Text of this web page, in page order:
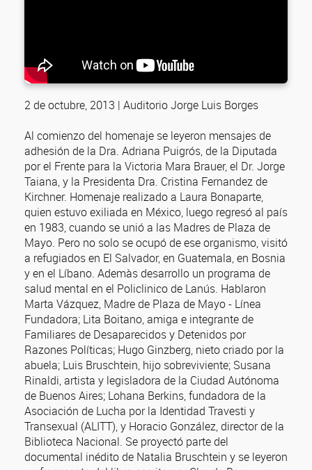
2 de octubre, 2013 | Auditorio Jorge Luis Borges
Al comienzo del homenaje se leyeron mensajes de
adhesión de la Dra. Adriana Puigrós, de la Diputada
por el Frente para la Victoria Mara Brauer, el Dr. Jorge
Taiana, y la Presidenta Dra. Cristina Fernandez de
Kirchner. Homenaje realizado a Laura Bonaparte,
quien estuvo exiliada en México, luego regresó al país
en 1983, cuando se unió a las Madres de Plaza de
Mayo. Pero no solo se ocupó de ese organismo, visitó
a refugiados en El Salvador, en Guatemala, en Bosnia
y en el Líbano. Ademàs desarrollo un programa de
salud mental en el Policlinico de Lanús. Hablaron
Marta Vázquez, Madre de Plaza de Mayo - Línea
Fundadora; Lita Boitano, amiga e integrante de
Familiares de Desaparecidos y Detenidos por
Razones Políticas; Hugo Ginzberg, nieto criado por la
abuela; Luis Bruschtein, hijo sobreviviente; Susana
Rinaldi, artista y legisladora de la Ciudad Autónoma
de Buenos Aires; Lohana Berkins, fundadora de la
Asociación de Lucha por la Identidad Travesti y
Transexual (ALITT), y Horacio González, director de la
Biblioteca Nacional. Se proyectó parte del
documental inédito de Natalia Bruschtein y se leyeron